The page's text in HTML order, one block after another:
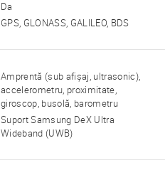
Da
GPS, GLONASS, GALILEO, BDS
Amprentă (sub afișaj, ultrasonic),
accelerometru, proximitate,
giroscop, busolă, barometru
Suport Samsung DeX Ultra
Wideband (UWB)